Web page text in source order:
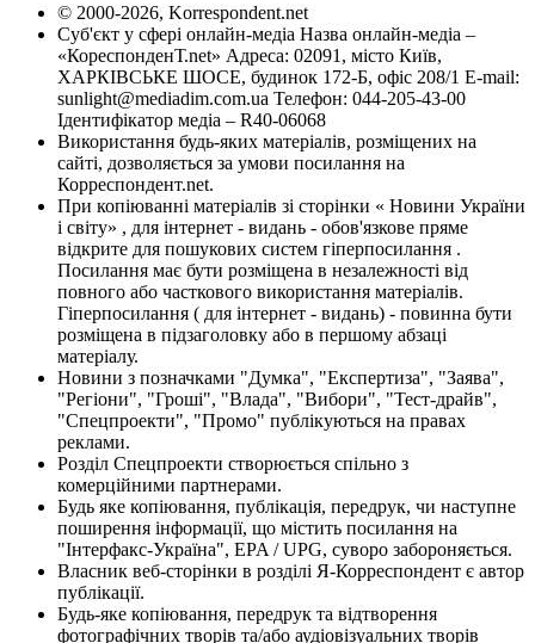
© 2000-2026, Korrespondent.net
Суб'єкт у сфері онлайн-медіа Назва онлайн-медіа –
«КореспонденТ.net» Адреса: 02091, місто Київ,
ХАРКІВСЬКЕ ШОСЕ, будинок 172-Б, офіс 208/1 E-mail:
sunlight@mediadim.com.ua Телефон: 044-205-43-00
Ідентифікатор медіа – R40-06068
Використання будь-яких матеріалів, розміщених на
сайті, дозволяється за умови посилання на
Корреспондент.net.
При копіюванні матеріалів зі сторінки « Новини України
і світу» , для інтернет - видань - обов'язкове пряме
відкрите для пошукових систем гіперпосилання .
Посилання має бути розміщена в незалежності від
повного або часткового використання матеріалів.
Гіперпосилання ( для інтернет - видань) - повинна бути
розміщена в підзаголовку або в першому абзаці
матеріалу.
Новини з позначками "Думка", "Експертиза", "Заява",
"Регіони", "Гроші", "Влада", "Вибори", "Тест-драйв",
"Спецпроекти", "Промо" публікуються на правах
реклами.
Розділ Спецпроекти створюється спільно з
комерційними партнерами.
Будь яке копіювання, публікація, передрук, чи наступне
поширення інформації, що містить посилання на
"Інтерфакс-Україна", EPA / UPG, суворо забороняється.
Власник веб-сторінки в розділі Я-Корреспондент є автор
публікації.
Будь-яке копіювання, передрук та відтворення
фотографічних творів та/або аудіовізуальних творів